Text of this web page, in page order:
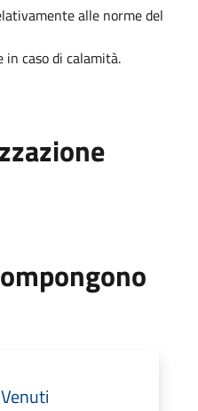
alle norme del
in caso di calamità.